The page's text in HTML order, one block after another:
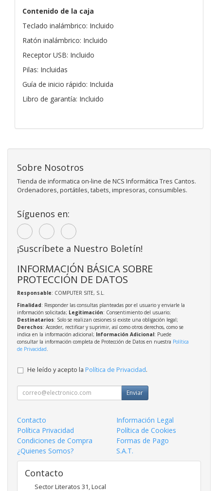
Contenido de la caja
Teclado inalámbrico: Incluido
Ratón inalámbrico: Incluido
Receptor USB: Incluido
Pilas: Incluidas
Guía de inicio rápido: Incluida
Libro de garantía: Incluido
Sobre Nosotros
Tienda de informatica on-line de NCS Informática Tres Cantos.
Ordenadores, portátiles, tabets, impresoras, consumibles.
Síguenos en:
¡Suscríbete a Nuestro Boletín!
INFORMACIÓN BÁSICA SOBRE
PROTECCIÓN DE DATOS
Responsable: COMPUTER SITE, S.L.
Finalidad: Responder las consultas planteadas por el usuario y enviarle la
información solicitada; Legitimación: Consentimiento del usuario;
Destinatarios: Solo se realizan cesiones si existe una obligación legal;
Derechos: Acceder, rectificar y suprimir, así como otros derechos, como se
indica en la información adicional; Información Adicional: Puede
consultar la información completa de Protección de Datos en nuestra Política
de Privacidad
He leído y acepto la Política de Privacidad.
Enviar
Contacto
Información Legal
Política Privacidad
Política de Cookies
Condiciones de Compra
Formas de Pago
¿Quienes Somos?
S.A.T.
Contacto
Sector Literatos 31, Local